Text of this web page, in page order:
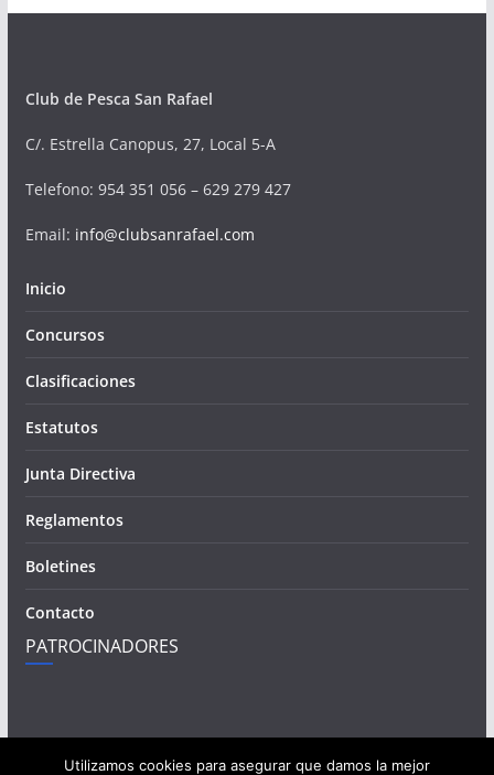
Club de Pesca San Rafael
C/. Estrella Canopus, 27, Local 5-A
Telefono: 954 351 056 – 629 279 427
Email: info@clubsanrafael.com
Inicio
Concursos
Clasificaciones
Estatutos
Junta Directiva
Reglamentos
Boletines
Contacto
PATROCINADORES
Utilizamos cookies para asegurar que damos la mejor